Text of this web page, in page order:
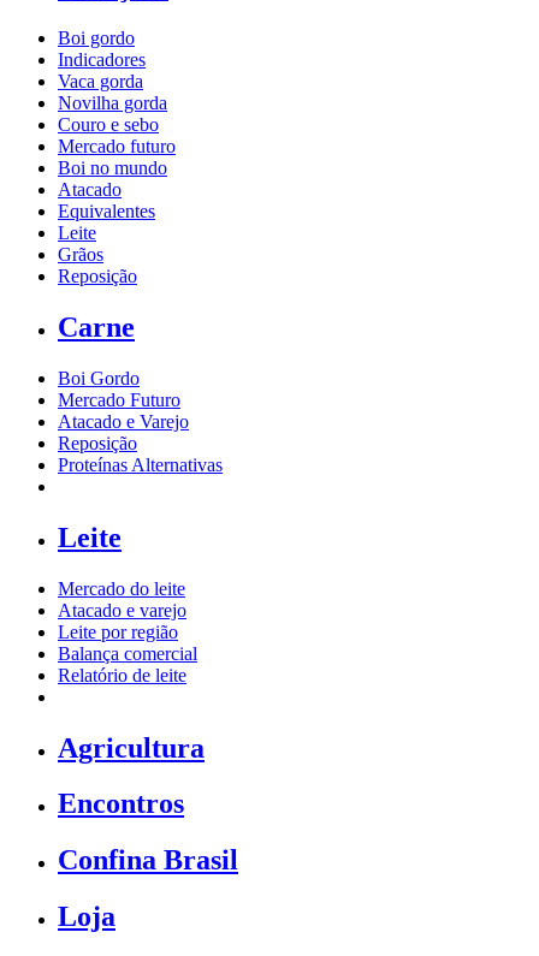
Boi gordo
Indicadores
Vaca gorda
Novilha gorda
Couro e sebo
Mercado futuro
Boi no mundo
Atacado
Equivalentes
Leite
Grãos
Reposição
Carne
Boi Gordo
Mercado Futuro
Atacado e Varejo
Reposição
Proteínas Alternativas
Leite
Mercado do leite
Atacado e varejo
Leite por região
Balança comercial
Relatório de leite
Agricultura
Encontros
Confina Brasil
Loja